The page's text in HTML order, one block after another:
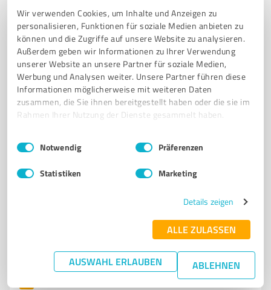
Wir verwenden Cookies, um Inhalte und Anzeigen zu
personalisieren, Funktionen für soziale Medien anbieten zu
können und die Zugriffe auf unsere Website zu analysieren.
Außerdem geben wir Informationen zu Ihrer Verwendung
unserer Website an unsere Partner für soziale Medien,
Werbung und Analysen weiter. Unsere Partner führen diese
Informationen möglicherweise mit weiteren Daten
zusammen, die Sie ihnen bereitgestellt haben oder die sie im
Rahmen Ihrer Nutzung der Dienste gesammelt haben.
Impressum Datenschutzbestimmungen
Einwilligungsauswahl
Notwendig Präferenzen
Statistiken Marketing
Details zeigen
ALLE ZULASSEN
AUSWAHL ERLAUBEN ABLEHNEN
Landgasthaus Apenburger Hof
Beherbergungsunterkunft mit regionaler Küche im
Landgasthaus Apenburger Hof
LANDGASTHAUS APENBURG BEHERBERGUNGSUNTERKUNFT
REGIONALE KÜCHE ALTMARK GUTBÜRGERLICHE KÜCHE
SPARGELZEIT ALTMÄRKISCHE SPEZIALITÄTEN WANDERN
RADFAHREN BURGRUINE FELDSTEINKIRCHE
Vorderstraße 5, 38486 Flecken Apenburg-
kontakt@apenburger-hof.de www.apenburger-hof.de/